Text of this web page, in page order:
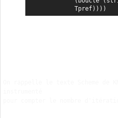
             Tpref))))